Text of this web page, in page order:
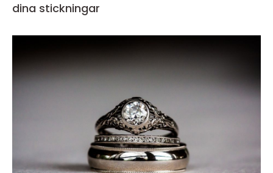
dina stickningar